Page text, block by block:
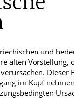
und
alten Vorstellung,
Dieser
im Kopf